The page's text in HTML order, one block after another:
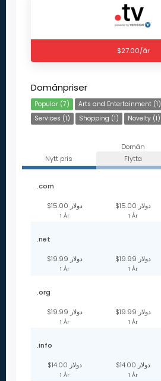
$27.00/år
Domänpriser
Popular (7) Arts and Entertainment (1)
Services (1)
Shopping (1) Novelty (1)
Domän
Nytt pris
Flytta
.com
$15.00 دولار
1 År
$15.00 دولار
1 År
.net
$19.99 دولار
1 År
$19.99 دولار
1 År
.org
$19.99 دولار
1 År
$19.99 دولار
1 År
.info
$14.00 دولار
1 År
$14.00 دولار
1 År